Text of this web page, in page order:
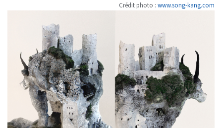
Crédit photo : www.song-kang.com